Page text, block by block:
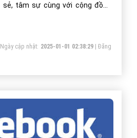
tâm sự cùng với cộng đồng
gia, trải nghiệm và tìm một nữa
cập nhật: 2025-01-01 02:38:29|Đăng